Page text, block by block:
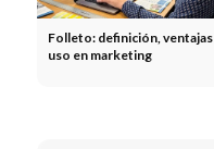
Folleto: definición, ventajas
uso en marketing